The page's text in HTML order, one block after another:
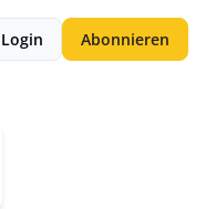
Login Abonnieren